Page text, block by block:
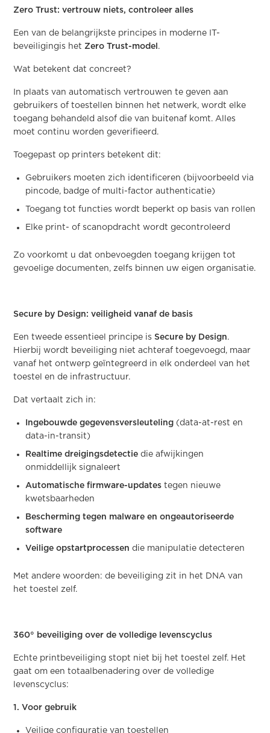
Zero Trust: vertrouw niets, controleer alles
Een van de belangrijkste principes in moderne IT-
beveiligingis het Zero Trust-model .
Wat betekent dat concreet?
In plaats van automatisch vertrouwen te geven aan
gebruikers of toestellen binnen het netwerk, wordt elke
toegang behandeld alsof die van buitenaf komt. Alles
moet continu worden geverifieerd.
Toegepast op printers betekent dit:
Gebruikers moeten zich identificeren (bijvoorbeeld via
pincode, badge of multi-factor authenticatie)
Toegang tot functies wordt beperkt op basis van rollen
Elke print- of scanopdracht wordt gecontroleerd
Zo voorkomt u dat onbevoegden toegang krijgen tot
gevoelige documenten, zelfs binnen uw eigen organisatie.
Secure by Design: veiligheid vanaf de basis
Een tweede essentieel principe isSecure by Design.
Hierbij wordt beveiliging niet achteraf toegevoegd, maar
vanaf het ontwerp geïntegreerd in elk onderdeel van het
toestel en de infrastructuur.
Dat vertaalt zich in:
Ingebouwde gegevensversleuteling (data-at-rest en
data-in-transit)
Realtime dreigingsdetectie die afwijkingen
onmiddellijk signaleert
Automatische firmware-updates tegen nieuwe
kwetsbaarheden
Bescherming tegen malware en ongeautoriseerde
software
Veilige opstartprocessen die manipulatie detecteren
Met andere woorden: de beveiliging zit in het DNA van
het toestel zelf.
360° beveiliging over de volledige levenscyclus
Echte printbeveiliging stopt niet bij het toestel zelf. Het
gaat om een totaalbenadering over de volledige
levenscyclus:
1. Voor gebruik
Veilige configuratie van toestellen